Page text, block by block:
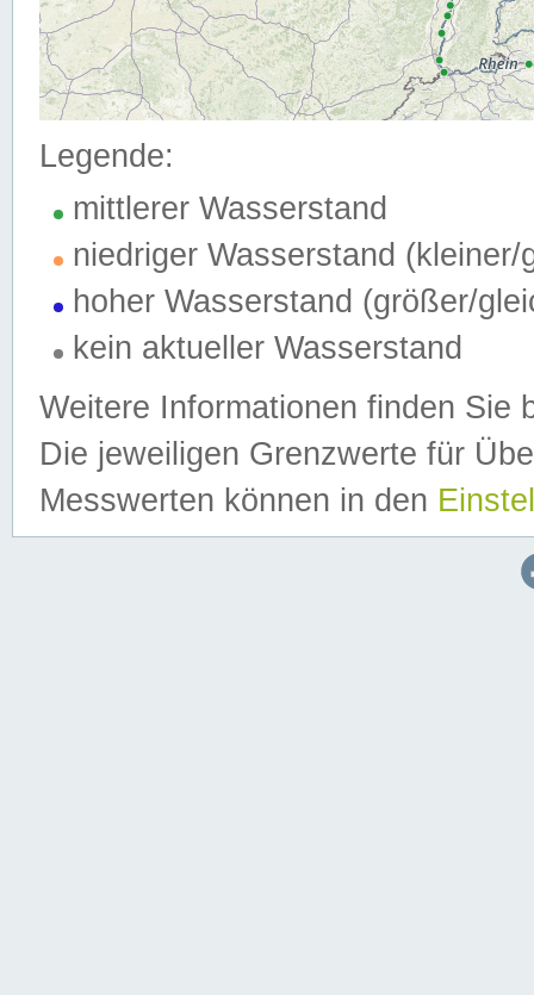
Legende:
mittlerer Wasserstand
niedriger Wasserstand (kleiner/
hoher Wasserstand (größer/
kein aktueller Wasserstand
Weitere Informationen finden Sie
Die jeweiligen Grenzwerte für
Messwerten können in den